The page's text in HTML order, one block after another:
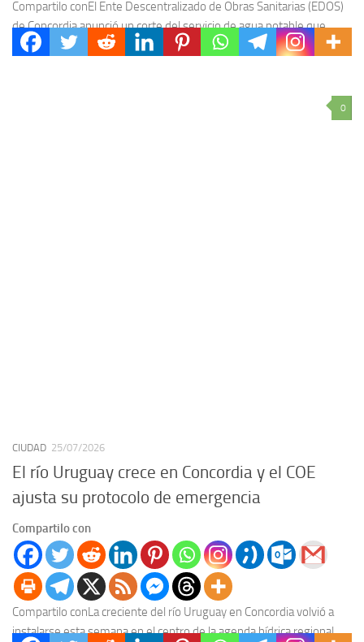
Compartilo conEl Ente Descentralizado de Obras Sanitarias (EDOS)
de Concordia anunció un corte del servicio de agua potable que
afectará a múltiples barrios de la...
0
CIUDAD 25/07/2026
El río Uruguay crece en Concordia y el COE
ajusta su protocolo de emergencia
Compartilo con
Compartilo conLa creciente del río Uruguay en Concordia volvió a
instalarse esta semana en el centro de la agenda hídrica regional.